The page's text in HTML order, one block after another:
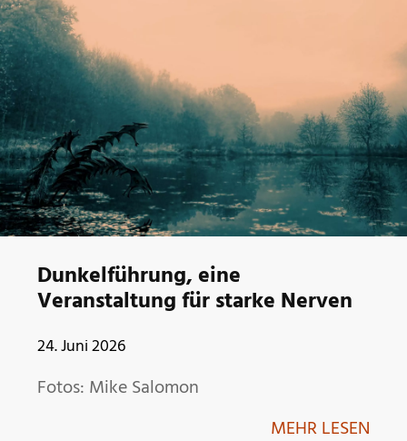
Dunkelführung, eine
Veranstaltung für starke Nerven
24. Juni 2026
Fotos: Mike Salomon
MEHR LESEN